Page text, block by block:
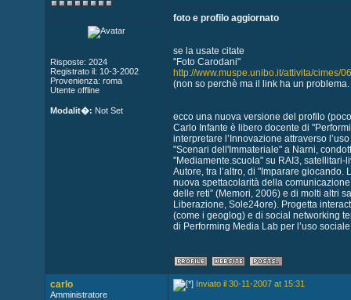
Risposte: 2024
Registrato il: 10-3-2002
Provenienza: roma
Utente offline
Modalit�: Not Set
foto e profilo aggiornato
se la usate citate
"Foto Carodani"
http://www.muspe.unibo.it/attivita/cimes/
(non so perchè ma il link ha un
ecco una nuova versione del profilo
Carlo Infante è libero docente di
interpretare l’Innovazione attraverso
"Scenari dell'Immateriale" a Narni,
"Mediamente.scuola" su RAI3, satellitari-
Autore, tra l’altro, di "Imparare
nuova spettacolarità della
delle reti” (Memori, 2006) e di molti altri
Liberazione, Sole24ore). Progetta
(come i geoglog) e di social networking
di Performing Media Lab per l’uso
carlo
Amministratore
Inviato il 30-11-2007 at 15:31